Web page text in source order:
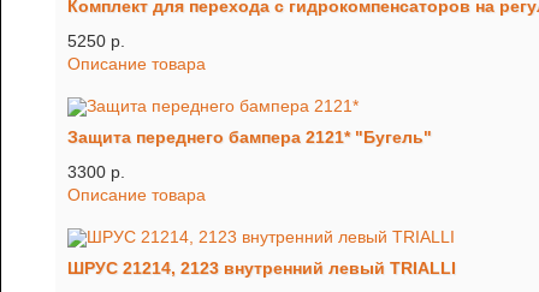
Комплект для перехода с гидрокомпенсаторов на
5250 p.
Описание товара
Защита переднего бампера 2121* "Бугель"
3300 p.
Описание товара
ШРУС 21214, 2123 внутренний левый TRIALLI